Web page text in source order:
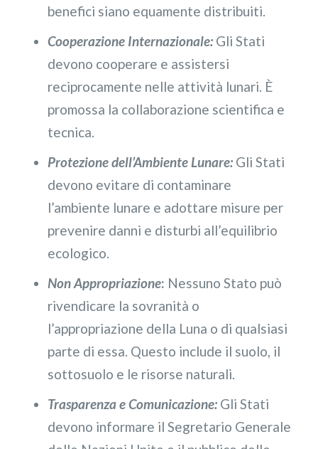
benefici siano equamente distribuiti.
Cooperazione Internazionale:Gli Stati
devono cooperare e assistersi
reciprocamente nelle attività lunari. È
promossa la collaborazione scientifica e
tecnica.
Protezione dell’Ambiente Lunare:Gli Stati
devono evitare di contaminare
l’ambiente lunare e adottare misure per
prevenire danni e disturbi all’equilibrio
ecologico.
Non Appropriazione: Nessuno Stato può
rivendicare la sovranità o
l’appropriazione della Luna o di qualsiasi
parte di essa. Questo include il suolo, il
sottosuolo e le risorse naturali.
Trasparenza e Comunicazione:Gli Stati
devono informare il Segretario Generale